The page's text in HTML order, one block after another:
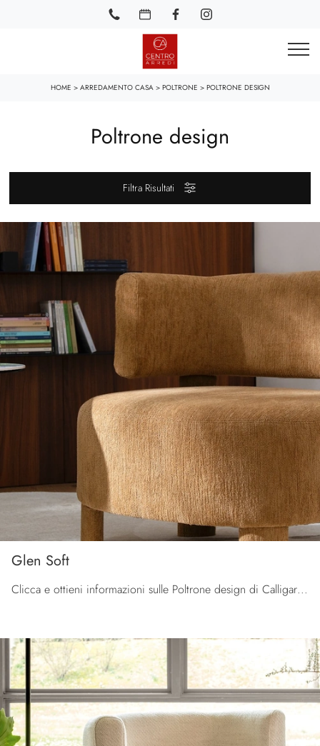
HOME > ARREDAMENTO CASA> POLTRONE > POLTRONE DESIGN
Poltrone design
Filtra Risultati
Glen Soft
Clicca e ottieni informazioni sulle Poltrone design di Calligaris! Vari modelli in tessuto, come Glen Soft, ti aspettano.